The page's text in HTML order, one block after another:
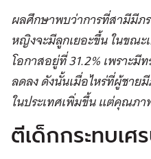
ผลศึกษาพบว่าการที่สามีมีภ
หญิงจะมีลูกเยอะขึ้น ในขณะ
โอกาสอยู่ที่ 31.2% เพราะมี
ลดลง ดังนั้นเมื่อไหร่ที่ผู้ชาย
ในประเทศเพิ่มขึ้น แต่คุณภา
ตีเด็กกระทบเศ